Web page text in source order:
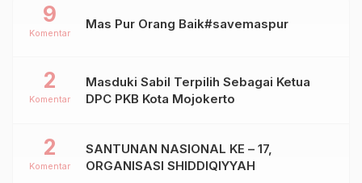
Mas Pur Orang Baik#savemaspur
9
Komentar
Masduki Sabil Terpilih Sebagai Ketua
DPC PKB Kota Mojokerto
2
Komentar
SANTUNAN NASIONAL KE – 17,
ORGANISASI SHIDDIQIYYAH
2
Komentar